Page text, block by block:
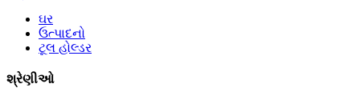
ઘર
ઉત્પાદનો
ટૂલ હોલ્ડર
શ્રેણીઓ